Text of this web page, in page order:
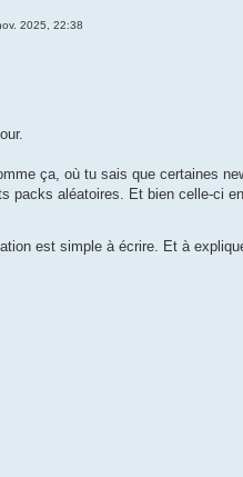
2025, 22:38
ça, où tu sais que certaines
packs aléatoires. Et bien celle-ci
est simple à écrire. Et à